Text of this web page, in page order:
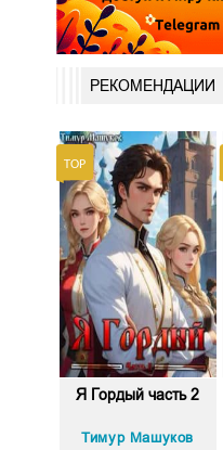
РЕКОМЕНДАЦИИ
Я Гордый часть 2
Тимур Машуков